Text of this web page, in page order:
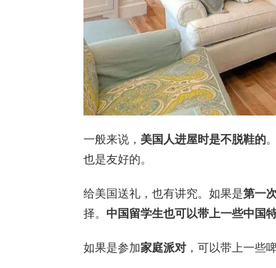
一般来说， 美国人进屋时是不脱鞋的
也是友好的。
给美国送礼，也有讲究。如果是第一
择。 中国留学生也可以带上一些中国
如果是参加家庭派对 ，可以带上一些